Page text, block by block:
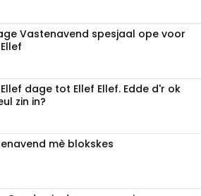
Vastenavend spesjaal ope voor
dage tot Ellef Ellef. Edde d'r ok
zin in?
mè blokskes